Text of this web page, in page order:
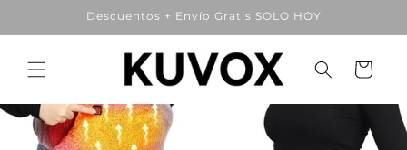
directamente
al contenido
Descuentos + Envío Gratis SOLO HOY
Carrito